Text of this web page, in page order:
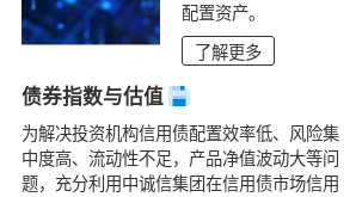
配置资产。
了解更多
债券指数与估值
为解决投资机构信用债配置效率低、风险集
中度高、流动性不足，产品净值波动大等问
题，充分利用中诚信集团在信用债市场信用